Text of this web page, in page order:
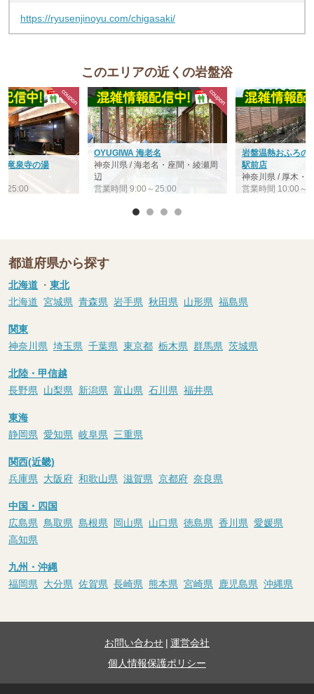
https://ryusenjinoyu.com/chigasaki/
このエリアの近くの岩盤浴
竜泉寺の湯
25:00
OYUGIWA 海老名
神奈川県 / 海老名・座間・綾瀬周
辺
営業時間 9:00～25:00
岩盤温熱おふろの
駅前店
神奈川県 / 厚木・
営業時間 10:00～
都道府県から探す
北海道 ・ 東北
北海道 宮城県 青森県 岩手県 秋田県 山形県 福島県
関東
神奈川県 埼玉県 千葉県 東京都 栃木県 群馬県 茨城県
北陸・甲信越
長野県 山梨県 新潟県 富山県 石川県 福井県
東海
静岡県 愛知県 岐阜県 三重県
関西(近畿)
兵庫県 大阪府 和歌山県 滋賀県 京都府 奈良県
中国・四国
広島県 鳥取県 島根県 岡山県 山口県 徳島県 香川県 愛媛県
高知県
九州・沖縄
福岡県 大分県 佐賀県 長崎県 熊本県 宮崎県 鹿児島県 沖縄県
お問い合わせ | 運営会社
個人情報保護ポリシー